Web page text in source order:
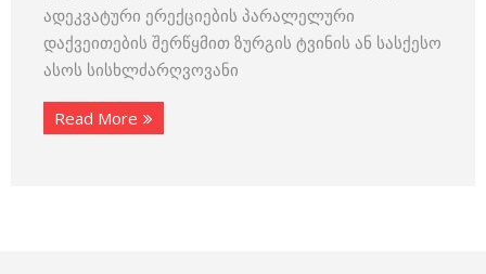
ადეკვატური ერექციების პარალელური
დაქვეითების შერწყმით ზურგის ტვინის ან სასქესო
ასოს სისხლძარღვოვანი
Read More